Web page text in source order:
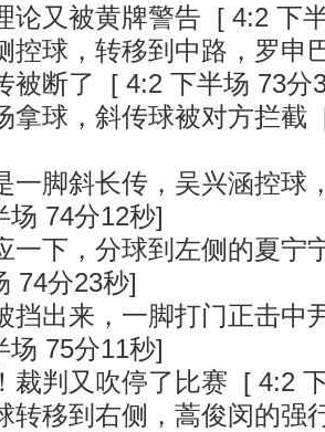
论又被黄牌警告 [ 4:2 下
控球，转移到中路，罗申
被断了
[ 4:2 下半场 73分
拿球，斜传球被对方拦截
一脚斜长传，吴兴涵控球
场 74分12秒]
一下，分球到左侧的夏宁
74分23秒]
挡出来，一脚打门正击中
场 75分11秒]
裁判又吹停了比赛 [ 4:2
转移到右侧，蒿俊闵的强